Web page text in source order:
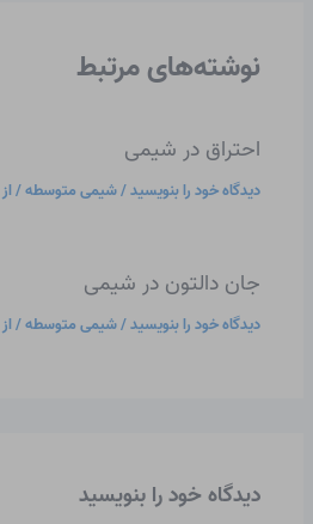
نوشته‌های مرتبط
احتراق در شیمی
دیدگاه‌ خود را بنویسید/شیمی متوسطه/ از
جان دالتون در شیمی
دیدگاه‌ خود را بنویسید/شیمی متوسطه/ از
دیدگاه‌ خود را بنویسید